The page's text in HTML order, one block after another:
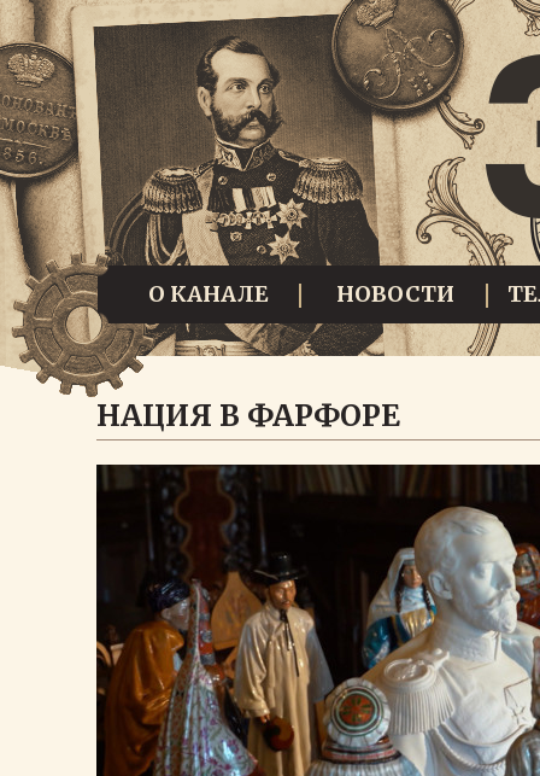
О КАНАЛЕ НОВОСТИ
НАЦИЯ В ФАРФОРЕ